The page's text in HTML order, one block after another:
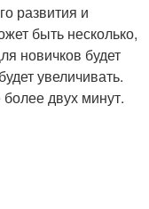
развития и
быть несколько,
новичков будет
увеличивать.
двух минут.